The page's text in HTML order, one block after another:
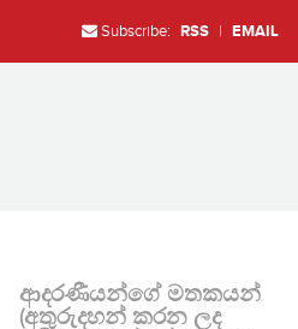
Subscribe: RSS | EMAIL
ආදරණීයන්ගේ මතකයන්
(අතුරුදහන් කරන ලද